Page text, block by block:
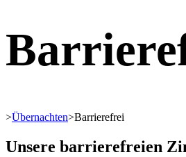
>Übernachten>Barrierefrei
Unsere barrierefreien